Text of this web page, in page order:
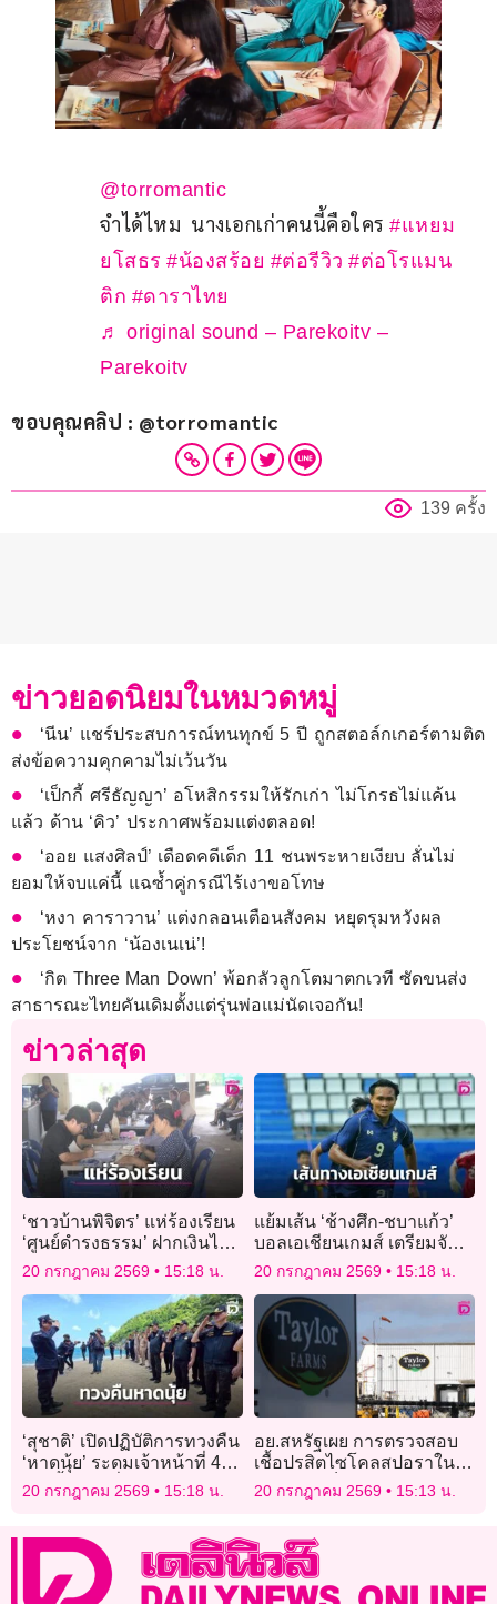
@torromantic
จำได้ไหม  นางเอกเก่าคนนี้คือใคร #แหยม
ยโสธร #น้องสร้อย #ต่อรีวิว #ต่อโรแมน
ติก #ดาราไทย
♬ original sound – Parekoitv –
Parekoitv
ขอบคุณคลิป : @torromantic
139 ครั้ง
ข่าวยอดนิยมในหมวดหมู่
‘นีน’ แชร์ประสบการณ์ทนทุกข์ 5 ปี ถูกสตอล์กเกอร์ตามติด
ส่งข้อความคุกคามไม่เว้นวัน
‘เป็กกี้ ศรีธัญญา’ อโหสิกรรมให้รักเก่า ไม่โกรธไม่แค้น
แล้ว ด้าน ‘คิว’ ประกาศพร้อมแต่งตลอด!
‘ออย แสงศิลป์’ เดือดคดีเด็ก 11 ชนพระหายเงียบ ลั่นไม่
ยอมให้จบแค่นี้ แฉซ้ำคู่กรณีไร้เงาขอโทษ
‘หงา คาราวาน’ แต่งกลอนเตือนสังคม หยุดรุมหวังผล
ประโยชน์จาก ‘น้องเนเน่’!
‘กิต Three Man Down’ พ้อกลัวลูกโตมาตกเวที ซัดขนส่ง
สาธารณะไทยคันเดิมตั้งแต่รุ่นพ่อแม่นัดเจอกัน!
ข่าวล่าสุด
‘ชาวบ้านพิจิตร’ แห่ร้องเรียน
‘ศูนย์ดำรงธรรม’ ฝากเงินไว้
ใช้ยามเกษียณ แต่กลับถอน
ไม่ได้สักบาท
20 กรกฎาคม 2569 15:18 น.
แย้มเส้น ‘ช้างศึก-ชบาแก้ว’
บอลเอเชียนเกมส์ เตรียมจับ
สลาก
20 กรกฎาคม 2569 15:18 น.
‘สุชาติ’ เปิดปฏิบัติการทวงคืน
‘หาดนุ้ย’ ระดมเจ้าหน้าที่ 400
นายรื้อถอนสิ่งปลูกสร้างรุก
20 กรกฎาคม 2569 15:18 น.
อย.สหรัฐเผย การตรวจสอบ
เชื้อปรสิตไซโคลสปอราใน
ประเทศ “เป็นผลบวกปลอม”
20 กรกฎาคม 2569 15:13 น.